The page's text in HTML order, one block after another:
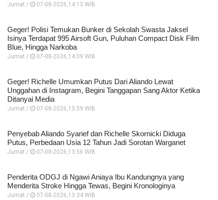
Jumat / 07-08-2026,14:13 WIB
Geger! Polisi Temukan Bunker di Sekolah Swasta Jaksel
Isinya Terdapat 995 Airsoft Gun, Puluhan Compact Disk Film
Blue, Hingga Narkoba
Jumat / 07-08-2026,14:09 WIB
Geger! Richelle Umumkan Putus Dari Aliando Lewat
Unggahan di Instagram, Begini Tanggapan Sang Aktor Ketika
Ditanyai Media
Jumat / 07-08-2026,13:59 WIB
Penyebab Aliando Syarief dan Richelle Skornicki Diduga
Putus, Perbedaan Usia 12 Tahun Jadi Sorotan Warganet
Jumat / 07-08-2026,13:56 WIB
Penderita ODGJ di Ngawi Aniaya Ibu Kandungnya yang
Menderita Stroke Hingga Tewas, Begini Kronologinya
Jumat / 07-08-2026,13:34 WIB